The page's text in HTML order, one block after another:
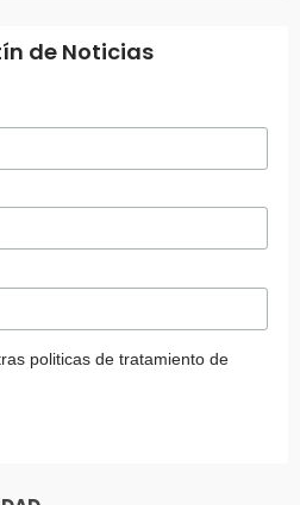
de Noticias
politicas de tratamiento de